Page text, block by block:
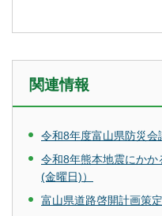
関連情報
令和8年度富山県防災会
令和8年熊本地震にか
(金曜日)）
富山県道路啓開計画策